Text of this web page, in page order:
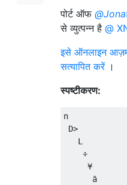
पोर्ट ऑफ
से व्युत्पन्न है @
इसे ऑनलाइन
सत्यापित करें।
स्पष्टीकरण:
D>
÷
¥
ā